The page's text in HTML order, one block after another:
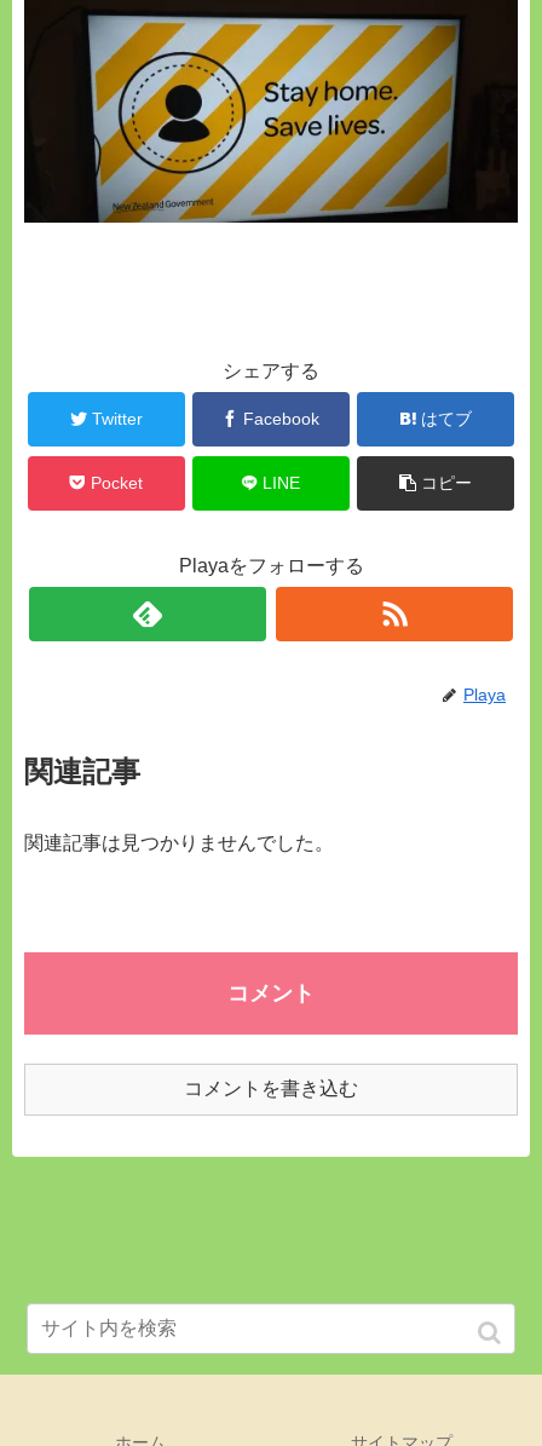
シェアする
Twitter Facebook はてブ
Pocket LINE コピー
Playaをフォローする
Playa
関連記事
関連記事は見つかりませんでした。
コメント
コメントを書き込む
ホーム サイトマップ